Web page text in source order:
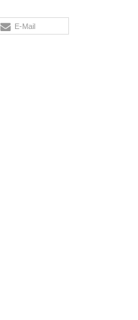
E-Mail